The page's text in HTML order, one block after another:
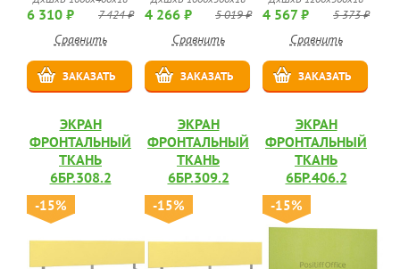
6 310 ₽ 7 424 ₽
Сравнить
ЗАКАЗАТЬ
4 266 ₽ 5 019 ₽
Сравнить
ЗАКАЗАТЬ
4 567 ₽ 5 373 ₽
Сравнить
ЗАКАЗАТЬ
ЭКРАН
ФРОНТАЛЬНЫЙ
ТКАНЬ
6БР.308.2
-15%
ЭКРАН
ФРОНТАЛЬНЫЙ
ТКАНЬ
6БР.309.2
-15%
ЭКРАН
ФРОНТАЛЬНЫЙ
ТКАНЬ
6БР.406.2
-15%